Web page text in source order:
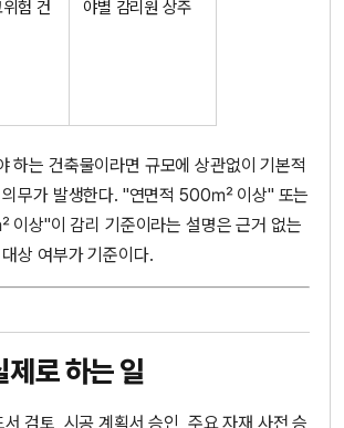
험 건
야별 감리원 상주
하는 건축물이라면 규모에 상관없이 기본적
의무가 발생한다. "연면적 500㎡ 이상" 또는
상"이 감리 기준이라는 설명은 근거 없는
상 여부가 기준이다.
제로 하는 일
서 검토, 시공 계획서 승인, 주요 자재 사전 승